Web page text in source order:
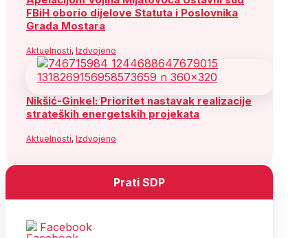
FBiH oborio dijelove Statuta i Poslovnika
Grada Mostara
Aktuelnosti, Izdvojeno
Nikšić-Ginkel: Prioritet nastavak realizacije
strateških energetskih projekata
Aktuelnosti, Izdvojeno
Prati SDP
Facebook